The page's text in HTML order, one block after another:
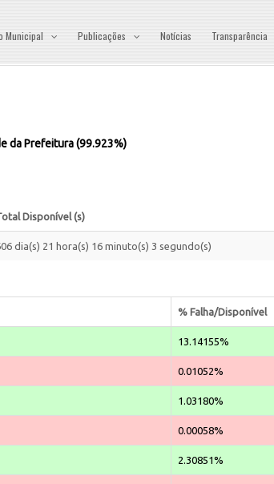
Municipal Publicações Notícias Transparência
da Prefeitura (99.923%)
Disponível (s)
dia(s) 21 hora(s) 16 minuto(s) 3 segundo(s)
% Falha/Disponível
13.14155%
0.01052%
1.03180%
0.00058%
2.30851%